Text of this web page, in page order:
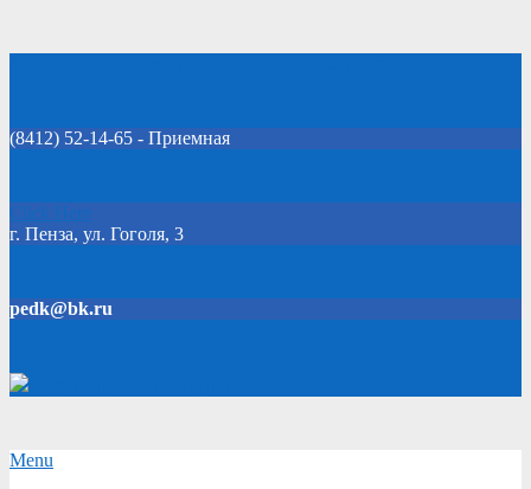
(8412) 52-14-65 - Приемная
Click Here
г. Пенза, ул. Гоголя, 3
pedk@bk.ru
Secondary
Menu